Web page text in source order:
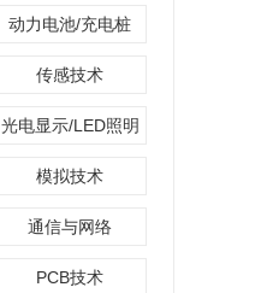
动力电池/充电桩
传感技术
光电显示/LED照明
模拟技术
通信与网络
PCB技术